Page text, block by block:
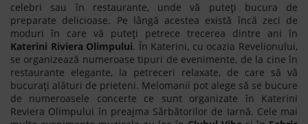
celebri sau în restaurante, unde vă puteți bucura de
preparate delicioase. Pe lângă acestea există încă zeci de
moduri în care vă puteți petrece trecerea dintre ani în
Katerini Riviera Olimpului. În Katerini, cu ocazia Revelionului,
se organizează numeroase tipuri de evenimente, de la cine în
restaurante elegante, la petreceri relaxate, de care să vă
bucurați alături de prieteni. Melomanii pot alege să se bucure
de numeroasele concerte ce sunt organizate în Katerini
Reviera Olimpului în preajma Sărbătorilor de Iarnă. Cele mai